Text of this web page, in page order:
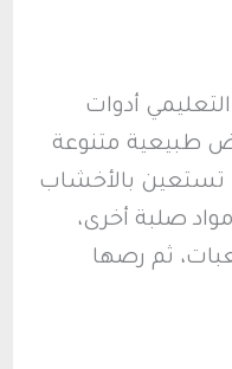
أدوات
طبيعية متنوعة
تستعين بالأخشاب
صلبة أخرى،
ثم رصها